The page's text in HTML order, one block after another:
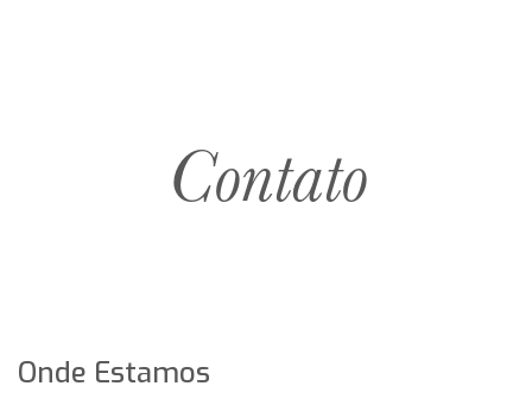
Contato
Onde Estamos